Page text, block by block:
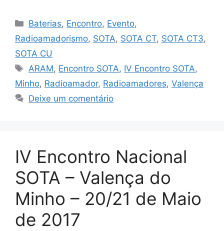
Categorias
Baterias, Encontro, Evento,
Radioamadorismo, SOTA, SOTA CT, SOTA CT3,
SOTA CU
Etiquetas
ARAM, Encontro SOTA, IV Encontro SOTA,
Minho, Radioamador, Radioamadores, Valença
Deixe um comentário
IV Encontro Nacional
SOTA – Valença do
Minho – 20/21 de Maio
de 2017